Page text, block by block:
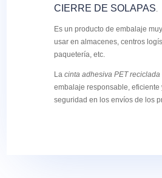
CIERRE DE SOLAPAS.
Es un producto de embalaje
usar en almacenes, centros
paquetería, etc.
La cinta adhesiva PET reciclada
embalaje responsable, eficiente
seguridad en los envíos de los